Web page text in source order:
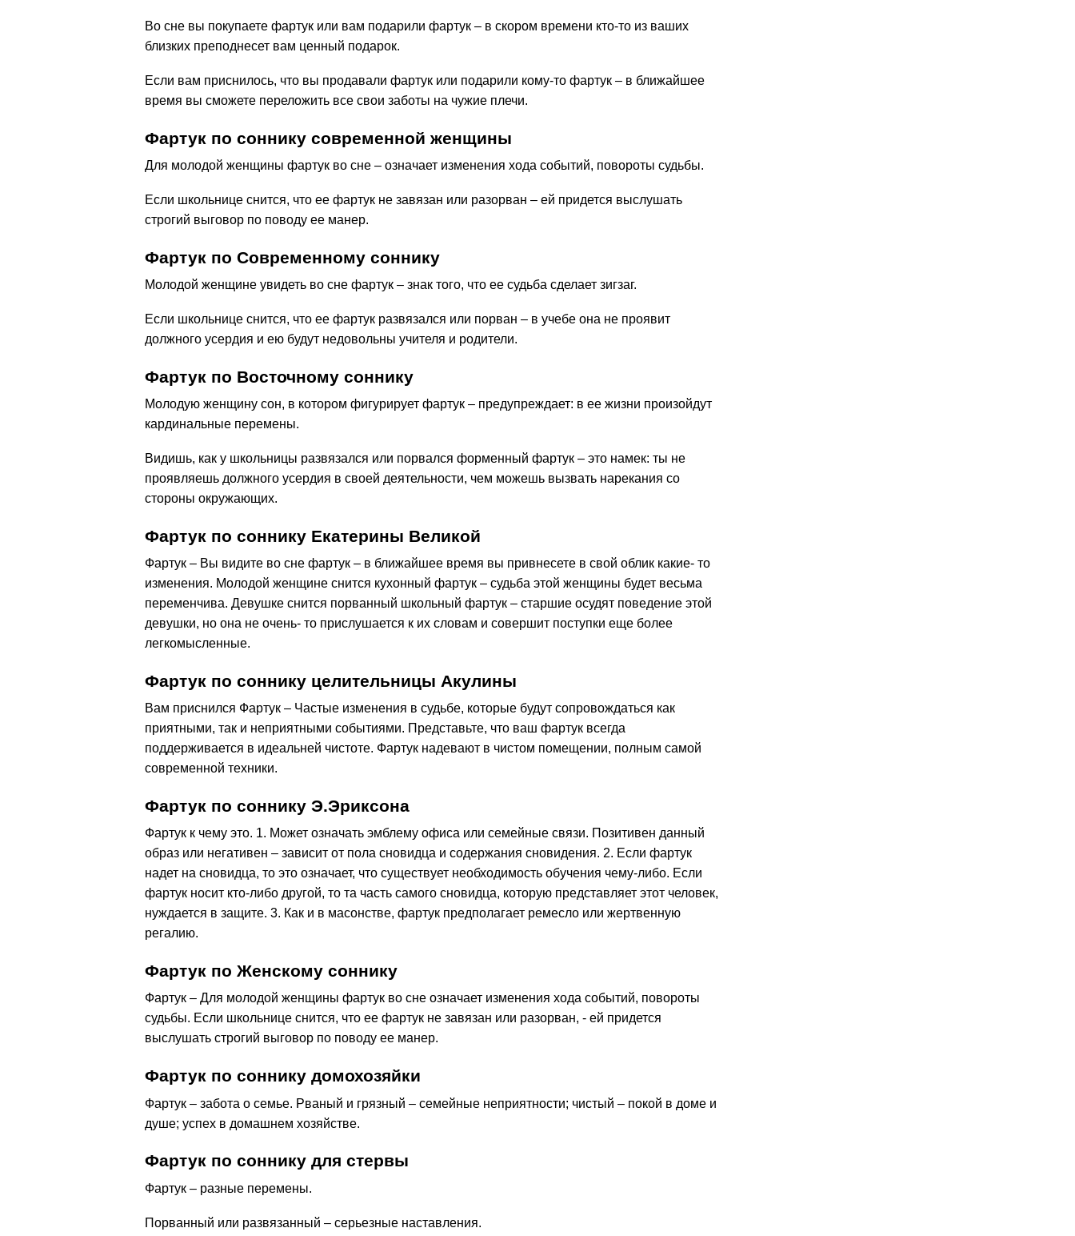
Во сне вы покупаете фартук или вам подарили фартук – в скором времени кто-то из ваших
близких преподнесет вам ценный подарок.
Если вам приснилось, что вы продавали фартук или подарили кому-то фартук – в ближайшее
время вы сможете переложить все свои заботы на чужие плечи.
Фартук по соннику современной женщины
Для молодой женщины фартук во сне – означает изменения хода событий, повороты судьбы.
Если школьнице снится, что ее фартук не завязан или разорван – ей придется выслушать
строгий выговор по поводу ее манер.
Фартук по Современному соннику
Молодой женщине увидеть во сне фартук – знак того, что ее судьба сделает зигзаг.
Если школьнице снится, что ее фартук развязался или порван – в учебе она не проявит
должного усердия и ею будут недовольны учителя и родители.
Фартук по Восточному соннику
Молодую женщину сон, в котором фигурирует фартук – предупреждает: в ее жизни произойдут
кардинальные перемены.
Видишь, как у школьницы развязался или порвался форменный фартук – это намек: ты не
проявляешь должного усердия в своей деятельности, чем можешь вызвать нарекания со
стороны окружающих.
Фартук по соннику Екатерины Великой
Фартук – Вы видите во сне фартук – в ближайшее время вы привнесете в свой облик какие- то
изменения. Молодой женщине снится кухонный фартук – судьба этой женщины будет весьма
переменчива. Девушке снится порванный школьный фартук – старшие осудят поведение этой
девушки, но она не очень- то прислушается к их словам и совершит поступки еще более
легкомысленные.
Фартук по соннику целительницы Акулины
Вам приснился Фартук – Частые изменения в судьбе, которые будут сопровождаться как
приятными, так и неприятными событиями. Представьте, что ваш фартук всегда
поддерживается в идеальней чистоте. Фартук надевают в чистом помещении, полным самой
современной техники.
Фартук по соннику Э.Эриксона
Фартук к чему это. 1. Может означать эмблему офиса или семейные связи. Позитивен данный
образ или негативен – зависит от пола сновидца и содержания сновидения. 2. Если фартук
надет на сновидца, то это означает, что существует необходимость обучения чему-либо. Если
фартук носит кто-либо другой, то та часть самого сновидца, которую представляет этот человек,
нуждается в защите. 3. Как и в масонстве, фартук предполагает ремесло или жертвенную
регалию.
Фартук по Женскому соннику
Фартук – Для молодой женщины фартук во сне означает изменения хода событий, повороты
судьбы. Если школьнице снится, что ее фартук не завязан или разорван, - ей придется
выслушать строгий выговор по поводу ее манер.
Фартук по соннику домохозяйки
Фартук – забота о семье. Рваный и грязный – семейные неприятности; чистый – покой в доме и
душе; успех в домашнем хозяйстве.
Фартук по соннику для стервы
Фартук – разные перемены.
Порванный или развязанный – серьезные наставления.